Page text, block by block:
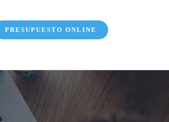
PRESUPUESTO ONLINE